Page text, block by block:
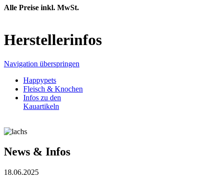
Alle Preise inkl. MwSt.
Herstellerinfos
Navigation überspringen
Happypets
Fleisch & Knochen
Infos zu den
Kauartikeln
News & Infos
18.06.2025